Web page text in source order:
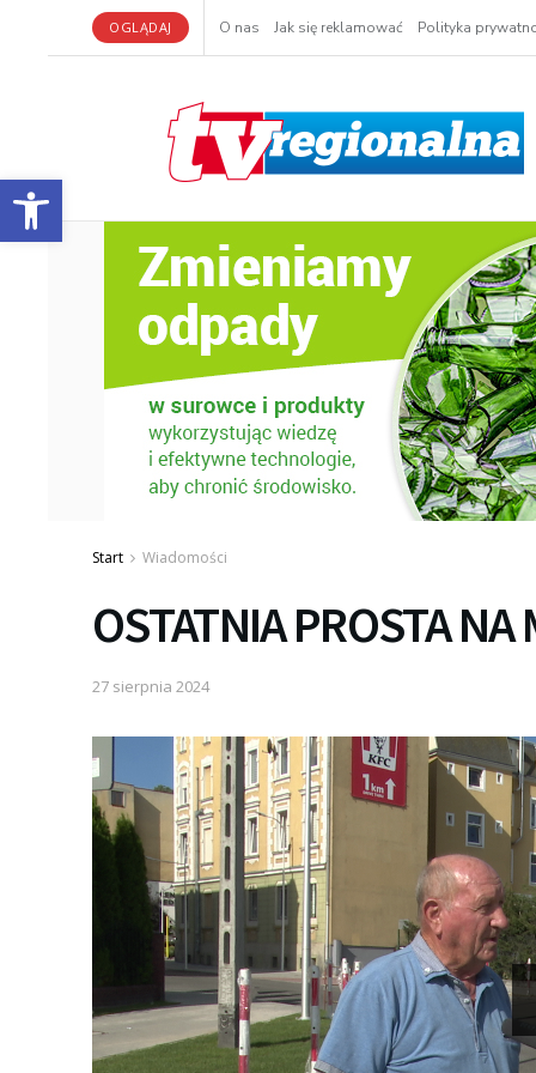
Otwórz pasek narzędzi
OGLĄDAJ O nas Jak się reklamować Polityka
Start Wiadomości
OSTATNIA PROSTA
27 sierpnia 2024